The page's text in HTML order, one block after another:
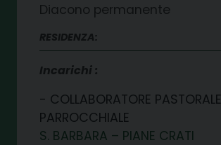
Diacono permanente
RESIDENZA:
Incarichi
COLLABORATORE PASTORALE
PARROCCHIALE
S. BARBARA – PIANE CRATI